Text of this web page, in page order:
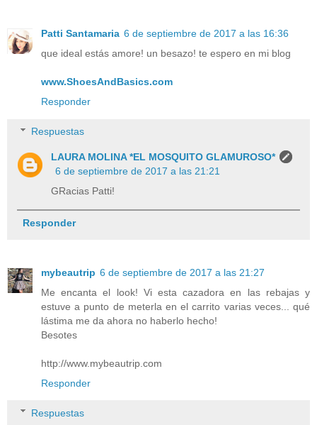
Patti Santamaria 6 de septiembre de 2017 a las 16:36
que ideal estás amore! un besazo! te espero en mi blog
www.ShoesAndBasics.com
Responder
Respuestas
LAURA MOLINA *EL MOSQUITO GLAMUROSO*
6 de septiembre de 2017 a las 21:21
GRacias Patti!
Responder
mybeautrip 6 de septiembre de 2017 a las 21:27
Me encanta el look! Vi esta cazadora en las rebajas y
estuve a punto de meterla en el carrito varias veces... qué
lástima me da ahora no haberlo hecho!
Besotes
http://www.mybeautrip.com
Responder
Respuestas